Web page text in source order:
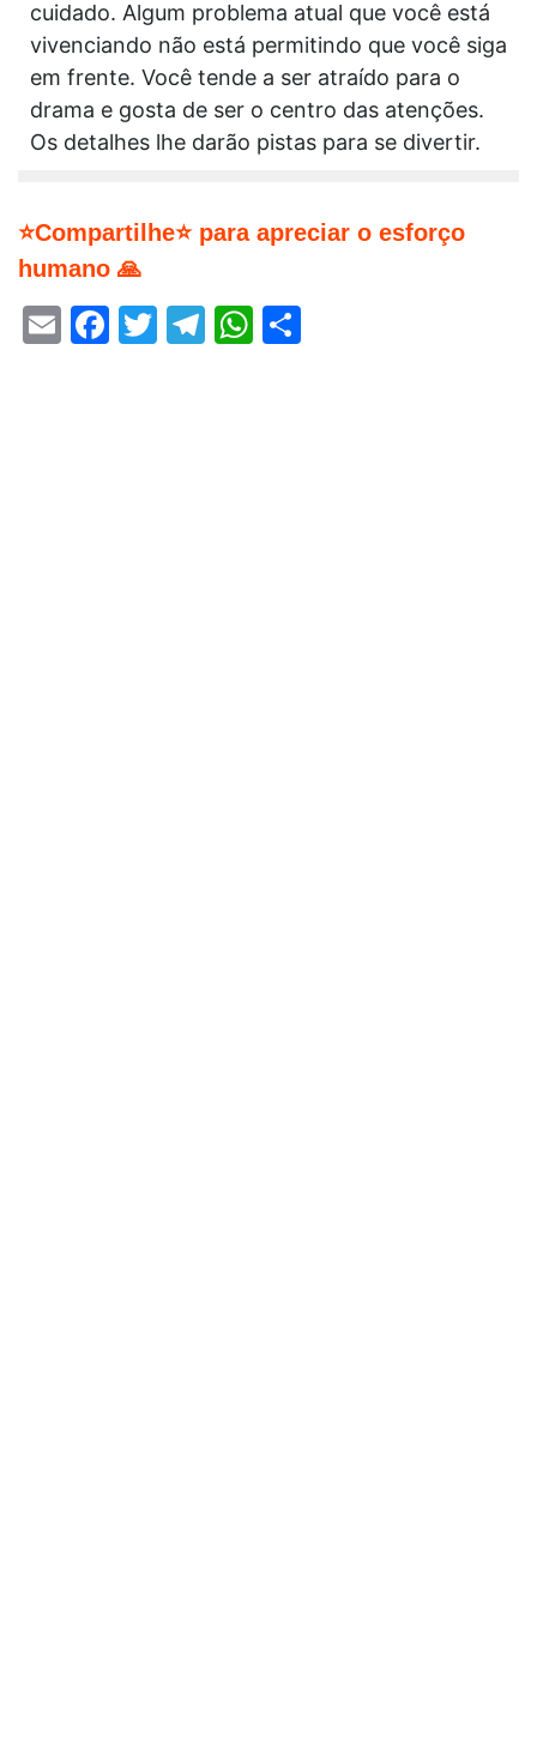
cuidado. Algum problema atual que você está
vivenciando não está permitindo que você siga
em frente. Você tende a ser atraído para o
drama e gosta de ser o centro das atenções.
Os detalhes lhe darão pistas para se divertir.
⭐Compartilhe⭐ para apreciar o esforço
humano 🙏
EmailFacebook
Twitter
Telegram
WhatsApp